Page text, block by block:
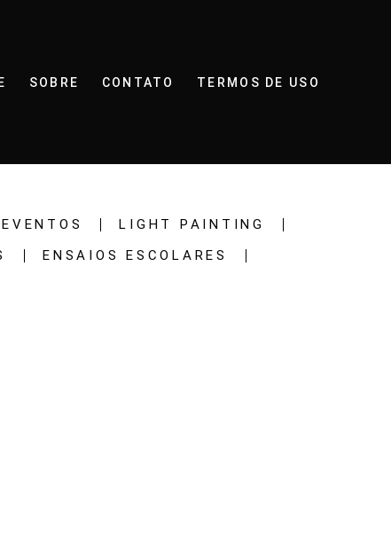
SOBRE CONTATO TERMOS DE USO
EVENTOS
LIGHT PAINTING
ENSAIOS ESCOLARES